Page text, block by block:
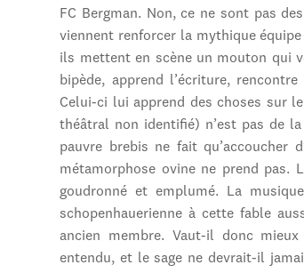
FC Bergman. Non, ce ne sont pas
viennent renforcer la mythique
ils mettent en scène un mouton qui
bipède, apprend l’écriture,
Celui-ci lui apprend des choses sur
théâtral non identifié) n’est pas de
pauvre brebis ne fait qu’accoucher
métamorphose ovine ne prend
goudronné et emplumé. La
schopenhauerienne à cette fable
ancien membre. Vaut-il donc
entendu, et le sage ne devrait-il